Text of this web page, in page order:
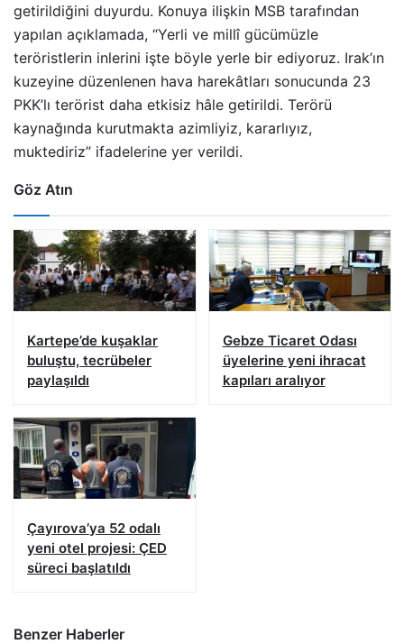
getirildiğini duyurdu. Konuya ilişkin MSB tarafından
yapılan açıklamada, “Yerli ve millî gücümüzle
teröristlerin inlerini işte böyle yerle bir ediyoruz. Irak’ın
kuzeyine düzenlenen hava harekâtları sonucunda 23
PKK’lı terörist daha etkisiz hâle getirildi. Terörü
kaynağında kurutmakta azimliyiz, kararlıyız,
muktediriz” ifadelerine yer verildi.
Göz Atın
Kartepe’de kuşaklar
buluştu, tecrübeler
paylaşıldı
Gebze Ticaret Odası
üyelerine yeni ihracat
kapıları aralıyor
Çayırova’ya 52 odalı
yeni otel projesi: ÇED
süreci başlatıldı
Benzer Haberler